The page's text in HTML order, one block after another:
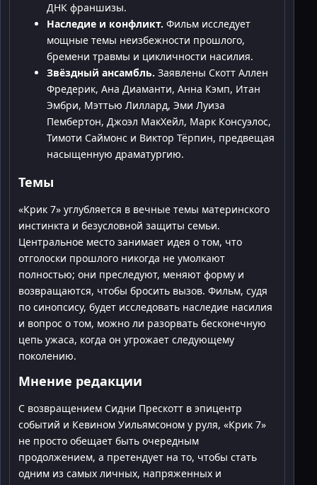
ДНК франшизы.
Наследие и конфликт. Фильм исследует
мощные темы неизбежности прошлого,
бремени травмы и цикличности насилия.
Звёздный ансамбль. Заявлены Скотт Аллен
Фредерик, Ана Диаманти, Анна Кэмп, Итан
Эмбри, Мэттью Лиллард, Эми Луиза
Пембертон, Джоэл МакХейл, Марк Консуэлос,
Тимоти Саймонс и Виктор Тёрпин, предвещая
насыщенную драматургию.
Темы
«Крик 7» углубляется в вечные темы материнского
инстинкта и безусловной защиты семьи.
Центральное место занимает идея о том, что
отголоски прошлого никогда не умолкают
полностью; они преследуют, меняют форму и
возвращаются, чтобы бросить вызов. Фильм, судя
по синопсису, будет исследовать наследие насилия
и вопрос о том, можно ли разорвать бесконечную
цепь ужаса, когда он угрожает следующему
поколению.
Мнение редакции
С возвращением Сидни Прескотт в эпицентр
событий и Кевином Уильямсоном у руля, «Крик 7»
не просто обещает быть очередным
продолжением, а претендует на то, чтобы стать
одним из самых личных, напряженных и